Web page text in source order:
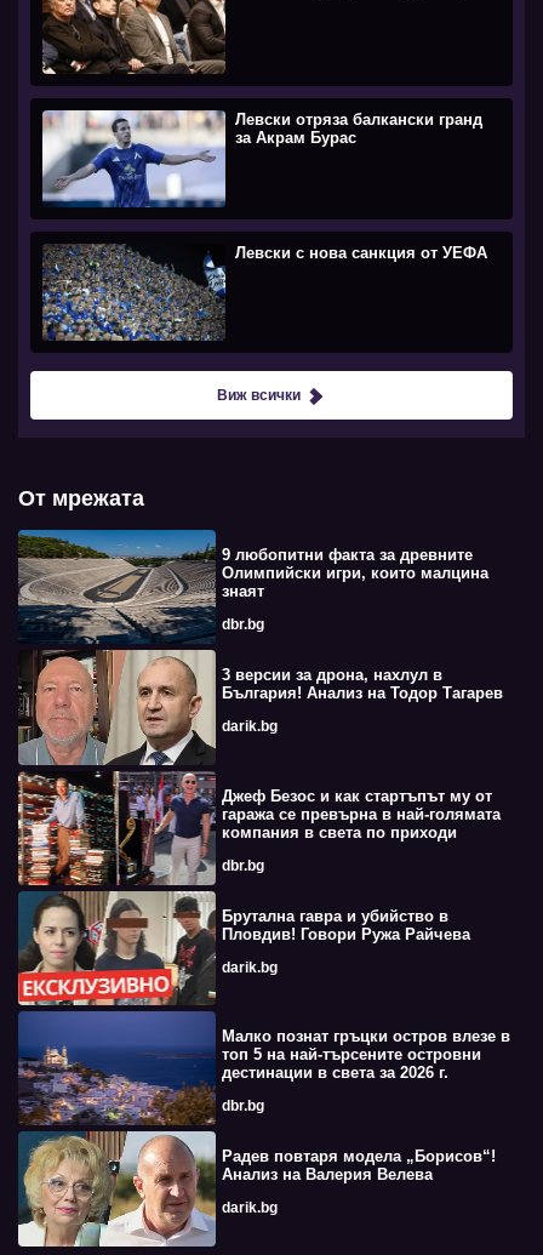
Левски отряза балкански гранд
за Акрам Бурас
Левски с нова санкция от УЕФА
Виж всички
От мрежата
9 любопитни факта за древните
Олимпийски игри, които малцина
знаят
dbr.bg
3 версии за дрона, нахлул в
България! Анализ на Тодор Тагарев
darik.bg
Джеф Безос и как стартъпът му от
гаража се превърна в най-голямата
компания в света по приходи
dbr.bg
Брутална гавра и убийство в
Пловдив! Говори Ружа Райчева
darik.bg
Малко познат гръцки остров влезе в
топ 5 на най-търсените островни
дестинации в света за 2026 г.
dbr.bg
Радев повтаря модела „Борисов“!
Анализ на Валерия Велева
darik.bg